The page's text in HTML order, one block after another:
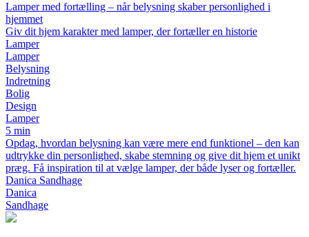
Lamper med fortælling – når belysning skaber personlighed i
hjemmet
Giv dit hjem karakter med lamper, der fortæller en historie
Lamper
Lamper
Belysning
Indretning
Bolig
Design
Lamper
5 min
Opdag, hvordan belysning kan være mere end funktionel – den kan
udtrykke din personlighed, skabe stemning og give dit hjem et unikt
præg. Få inspiration til at vælge lamper, der både lyser og fortæller.
Danica Sandhage
Danica
Sandhage